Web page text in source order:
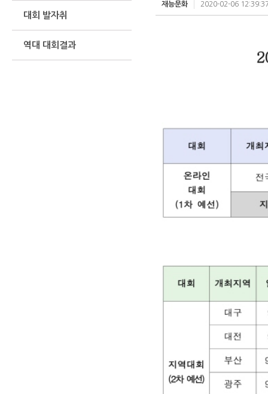
대회 발자취
역대 대회결과
재능문화 2020-02-06